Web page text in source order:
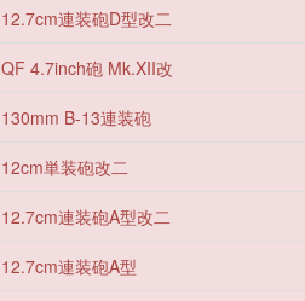
12.7cm連装砲D型改二
QF 4.7inch砲 Mk.XII改
130mm B-13連装砲
12cm単装砲改二
12.7cm連装砲A型改二
12.7cm連装砲A型